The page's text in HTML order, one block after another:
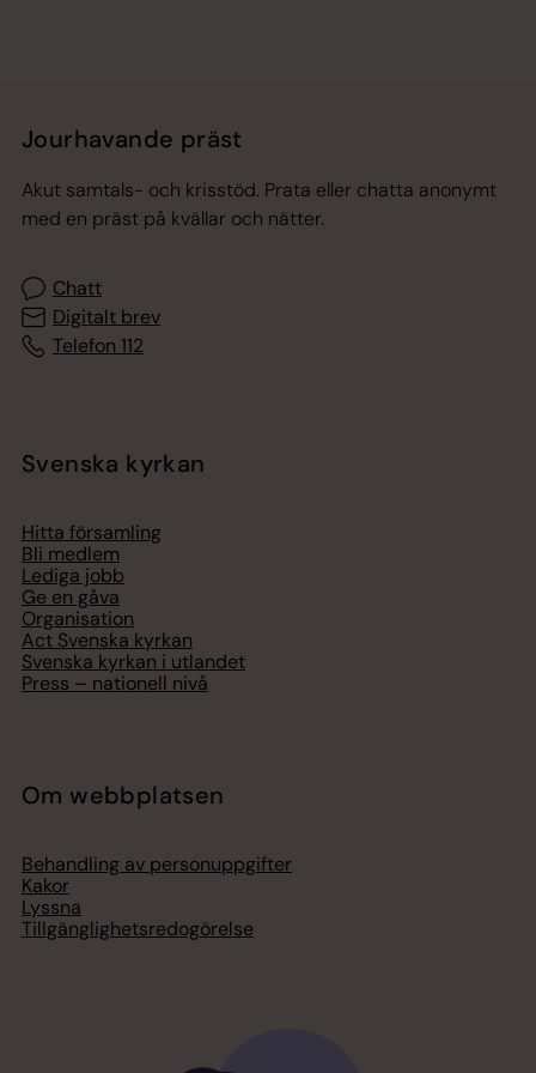
Jourhavande präst
Akut samtals- och krisstöd. Prata eller chatta anonymt
med en präst på kvällar och nätter.
Chatt
Digitalt brev
Telefon 112
Svenska kyrkan
Hitta församling
Bli medlem
Lediga jobb
Ge en gåva
Organisation
Act Svenska kyrkan
Svenska kyrkan i utlandet
Press – nationell nivå
Om webbplatsen
Behandling av personuppgifter
Kakor
Lyssna
Tillgänglighetsredogörelse